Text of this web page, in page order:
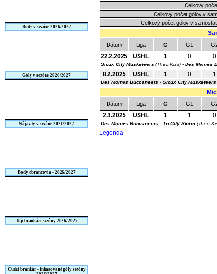
Body v sezóne 2026/2027
Góly v sezóne 2026/2027
Nájazdy v sezóne 2026/2027
Body obrancovia - 2026/2027
Top brankári sezóny 2026/2027
Cudzí brankár - inkasované góly sezóny
Celkový
Celkový počet gólov v
Celkový počet gólov v
Dátum Liga G G1
22.2.2025 USHL 1 0 0
Sioux City Musketeers (Theo Kiss) - Des Moines
8.2.2025 USHL 1 0 1
Des Moines Buccaneers - Sioux City Musketeers
Dátum Liga G G1
2.3.2025 USHL 1 1 0
Des Moines Buccaneers - Tri-City Storm (Theo
Legenda